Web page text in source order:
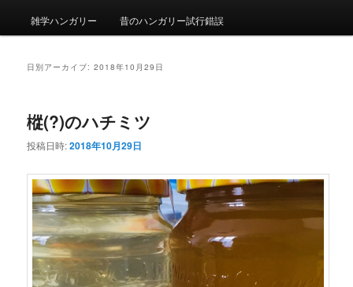
メ
イ
ン
ン
ツ
へ
ブ
テ
ツ
へ
移
雑学ハンガリー 昔のハンガリー試行錯誤
日別アーカイブ:2018年10月29日
樅(?)のハチミツ
投稿日時:2018年10月29日